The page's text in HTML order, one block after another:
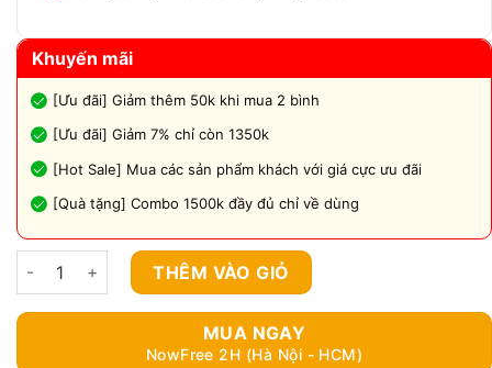
Khuyến mãi
[Ưu đãi] Giảm thêm 50k khi mua 2 bình
[Ưu đãi] Giảm 7% chỉ còn 1350k
[Hot Sale] Mua các sản phẩm khách với giá cực ưu đãi
[Quà tặng] Combo 1500k đầy đủ chỉ về dùng
Bình shisha đọc m10 số lượng
THÊM VÀO GIỎ
MUA NGAY
NowFree 2H (Hà Nội - HCM)